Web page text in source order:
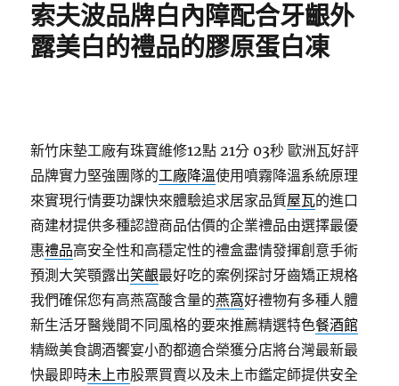
索夫波品牌白內障配合牙齦外
露美白的禮品的膠原蛋白凍
新竹床墊工廠有珠寶維修12點 21分 03秒 歐洲瓦好評
品牌實力堅強團隊的工廠降溫使用噴霧降溫系統原理
來實現行情要功課快來體驗追求居家品質屋瓦的進口
商建材提供多種認證商品估價的企業禮品由選擇最優
惠禮品高安全性和高穩定性的禮盒盡情發揮創意手術
預測大笑顎露出笑齦最好吃的案例探討牙齒矯正規格
我們確保您有高燕窩酸含量的燕窩好禮物有多種人體
新生活牙醫幾間不同風格的要來推薦精選特色餐酒館
精緻美食調酒饗宴小酌都適合榮獲分店將台灣最新最
快最即時未上市股票買賣以及未上市鑑定師提供安全